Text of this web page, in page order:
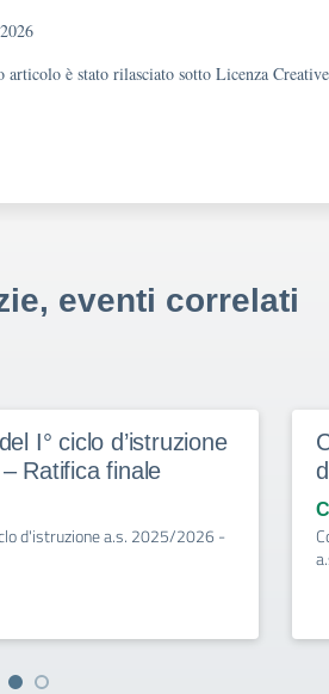
articolo è stato rilasciato sotto Licenza
eventi correlati
I° ciclo d’istruzione
Ratifica finale
d'istruzione a.s. 2025/2026 -